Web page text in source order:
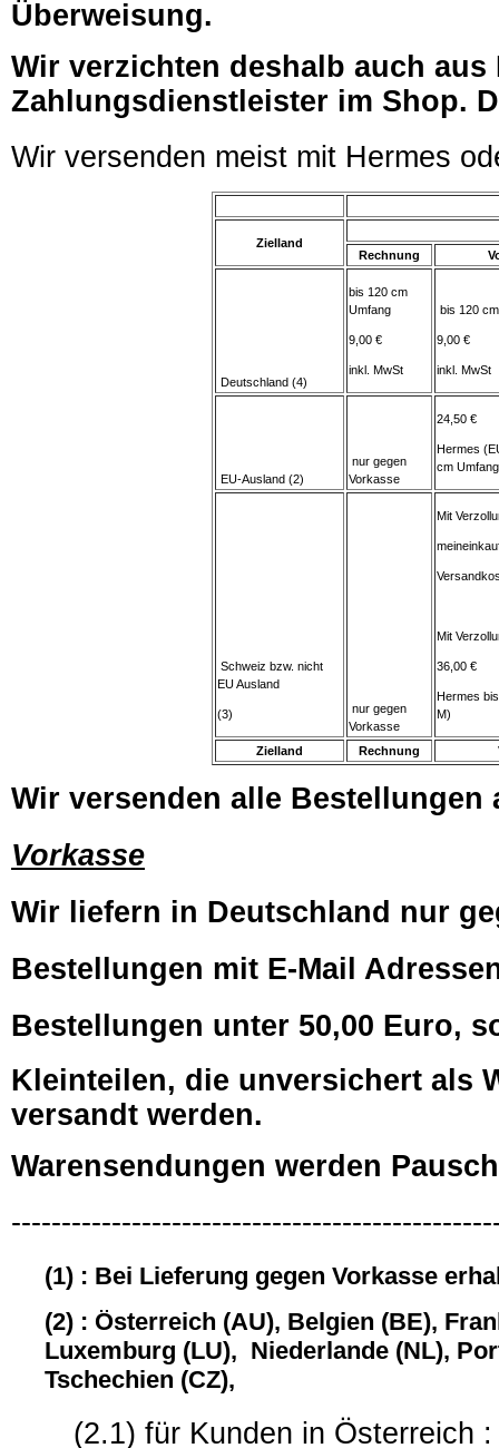
Überweisung.
Wir verzichten deshalb auch
Zahlungsdienstleister im Shop.
Wir versenden meist mit Hermes
Zielland
Rechnung
Zielland Rechnung
Deutschland (4)
bis 120 cm
Umfang
9,00 €
inkl. MwSt
bis 120
9,00 €
inkl. MwSt
EU-Ausland (2)
nur gegen
Vorkasse
24,50 €
Hermes
cm
Schweiz bzw. nicht
EU Ausland
(3)
nur gegen
Vorkasse
Mit
Mit
36,00 €
Hermes
M)
Wir versenden alle Bestellungen
Vorkasse
Wir liefern in Deutschland nur
Bestellungen mit E-Mail
Bestellungen unter 50,00 Euro,
Kleinteilen, die unversichert als
versandt werden.
Warensendungen werden
(1) : Bei Lieferung gegen Vorkasse
(2) : Österreich (AU), Belgien (BE),
Luxemburg (LU), Niederlande (NL),
Tschechien (CZ),
(2.1) für Kunden in Österreich :